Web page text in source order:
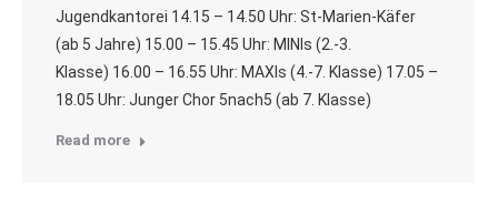
Jugendkantorei 14.15 – 14.50 Uhr: St-Marien-Käfer
(ab 5 Jahre) 15.00 – 15.45 Uhr: MINIs (2.-3.
Klasse) 16.00 – 16.55 Uhr: MAXIs (4.-7. Klasse) 17.05 –
18.05 Uhr: Junger Chor 5nach5 (ab 7. Klasse)
Read more